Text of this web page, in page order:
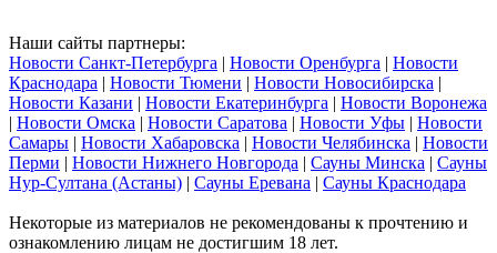
Наши сайты партнеры:
Новости Санкт-Петербурга | Новости Оренбурга | Новости
Краснодара | Новости Тюмени | Новости Новосибирска |
Новости Казани | Новости Екатеринбурга | Новости Воронежа
| Новости Омска | Новости Саратова | Новости Уфы | Новости
Самары | Новости Хабаровска | Новости Челябинска | Новости
Перми | Новости Нижнего Новгорода | Сауны Минска | Сауны
Нур-Султана (Астаны) | Сауны Еревана | Сауны Краснодара
Некоторые из материалов не рекомендованы к прочтению и
ознакомлению лицам не достигшим 18 лет.